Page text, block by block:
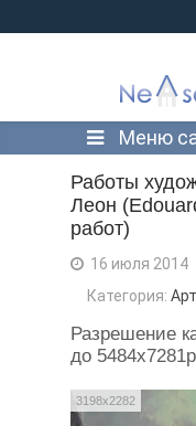
Меню
Работы
Леон
работ)
16 июля 2014
Категория:
Разрешение
до
3198x2282